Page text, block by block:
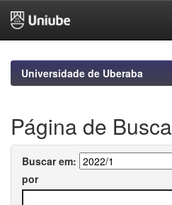
navigationUniversidade de Uberaba
Página de Busca
Buscar em:
por